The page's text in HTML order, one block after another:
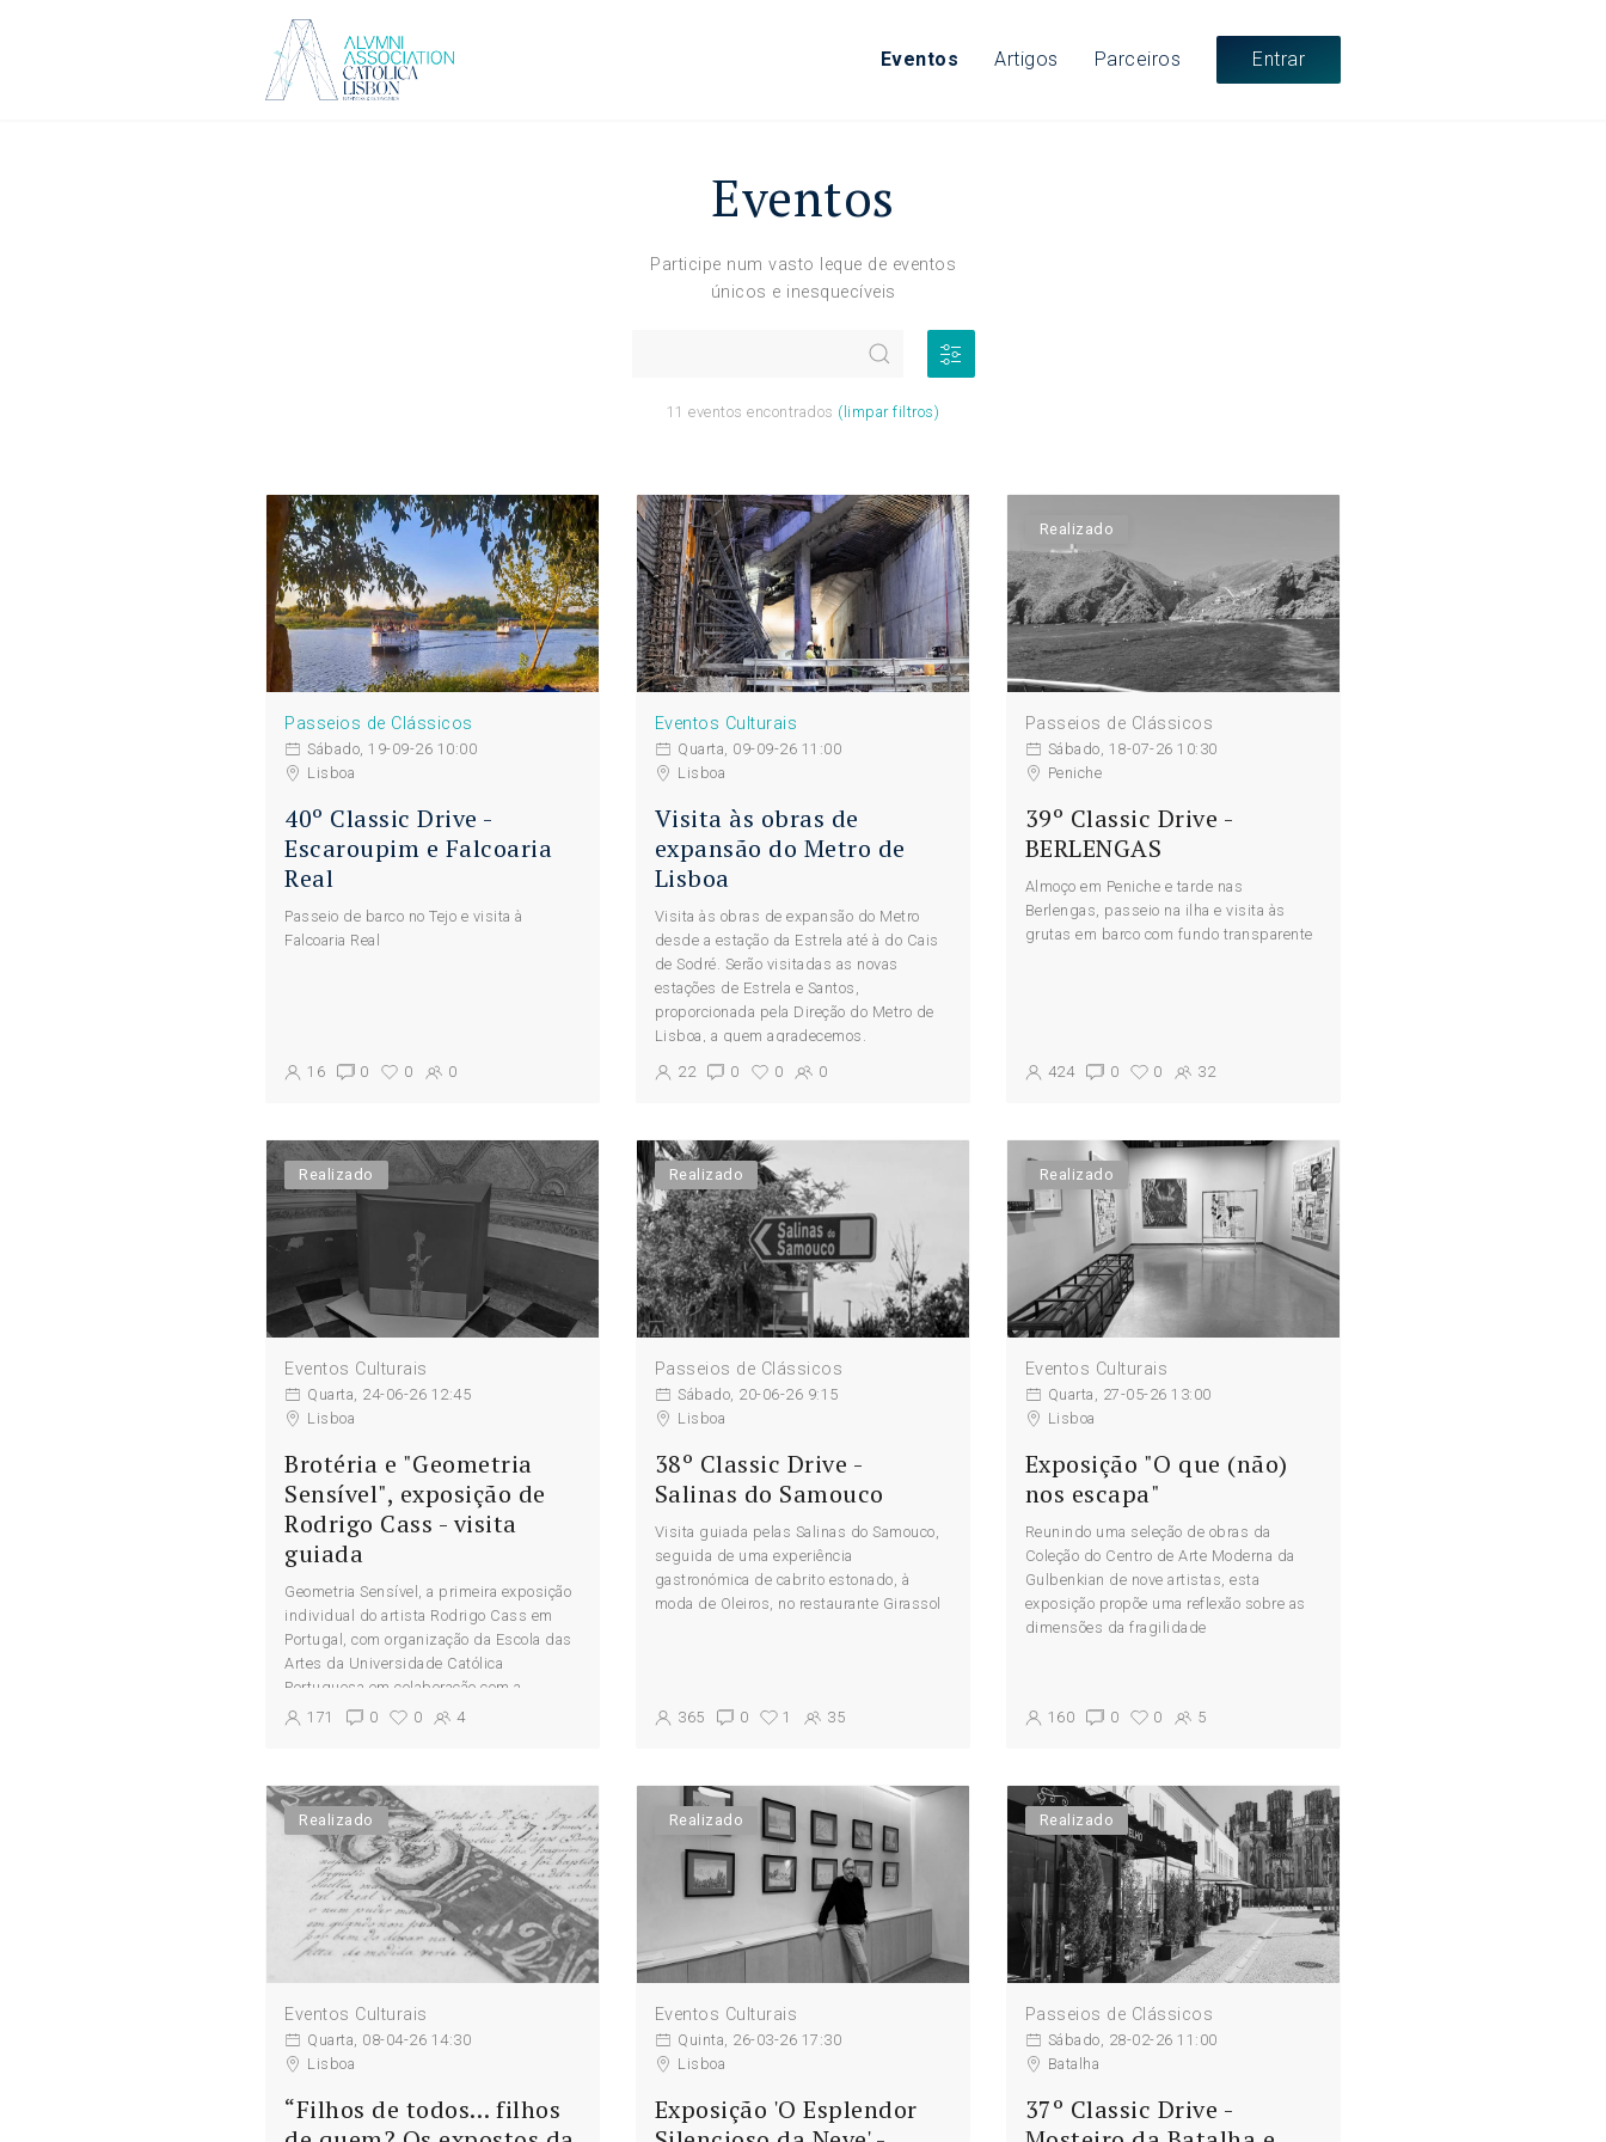
Eventos Artigos Parceiros Entrar
Eventos
Participe num vasto leque de eventos
únicos e inesquecíveis
11 eventos encontrados (limpar filtros)
Passeios de Clássicos
Sábado, 19-09-26 10:00
Lisboa
40º Classic Drive -
Escaroupim e Falcoaria
Real
Passeio de barco no Tejo e visita à
Falcoaria Real
16 0 0 0
Eventos Culturais
Quarta, 09-09-26 11:00
Lisboa
Visita às obras de
expansão do Metro de
Lisboa
Visita às obras de expansão do Metro
desde a estação da Estrela até à do Cais
de Sodré. Serão visitadas as novas
estações de Estrela e Santos,
proporcionada pela Direção do Metro de
Lisboa, a quem agradecemos.
22
0 0 0
Realizado
Passeios de Clássicos
Sábado, 18-07-26 10:30
Peniche
39º Classic Drive -
BERLENGAS
Almoço em Peniche e tarde nas
Berlengas, passeio na ilha e visita às
grutas em barco com fundo transparente
424 0 0 32
Realizado
Eventos Culturais
Quarta, 24-06-26 12:45
Lisboa
Brotéria e "Geometria
Sensível", exposição de
Rodrigo Cass - visita
guiada
Geometria Sensível, a primeira exposição
individual do artista Rodrigo Cass em
Portugal, com organização da Escola das
Artes da Universidade Católica
Portuguesa em colaboração com a
Brotéria, foi inaugurada em 2 momentos:
171 0 0 4
Realizado
Passeios de Clássicos
Sábado, 20-06-26 9:15
Lisboa
38º Classic Drive -
Salinas do Samouco
Visita guiada pelas Salinas do Samouco,
seguida de uma experiência
gastronómica de cabrito estonado, à
moda de Oleiros, no restaurante Girassol
365 0 1 35
Realizado
Eventos Culturais
Quarta, 27-05-26 13:00
Lisboa
Exposição "O que (não)
nos escapa"
Reunindo uma seleção de obras da
Coleção do Centro de Arte Moderna da
Gulbenkian de nove artistas, esta
exposição propõe uma reflexão sobre as
dimensões da fragilidade
160 0 0 5
Realizado
Eventos Culturais
Quarta, 08-04-26 14:30
Lisboa
“Filhos de todos… filhos
Realizado
Eventos Culturais
Quinta, 26-03-26 17:30
Lisboa
Exposição 'O Esplendor
Realizado
Passeios de Clássicos
Sábado, 28-02-26 11:00
Batalha
37º Classic Drive -